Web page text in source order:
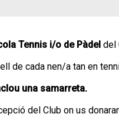
Tennis i/o de Pàdel del
de cada nen/a tan en
una samarreta.
del Club on us